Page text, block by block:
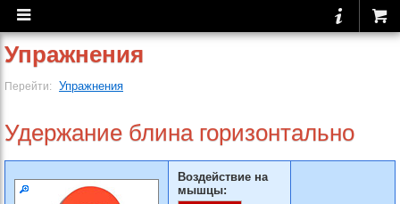
Упражнения
Перейти: Упражнения
Удержание блина горизонтально
Воздействие на
мышцы: